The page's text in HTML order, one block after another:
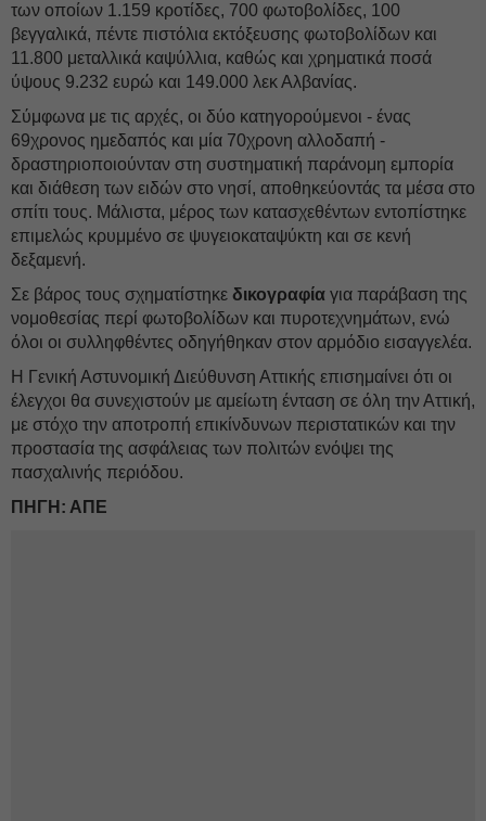
των οποίων 1.159 κροτίδες, 700 φωτοβολίδες, 100
βεγγαλικά, πέντε πιστόλια εκτόξευσης φωτοβολίδων και
11.800 μεταλλικά καψύλλια, καθώς και χρηματικά ποσά
ύψους 9.232 ευρώ και 149.000 λεκ Αλβανίας.
Σύμφωνα με τις αρχές, οι δύο κατηγορούμενοι - ένας
69χρονος ημεδαπός και μία 70χρονη αλλοδαπή -
δραστηριοποιούνταν στη συστηματική παράνομη εμπορία
και διάθεση των ειδών στο νησί, αποθηκεύοντάς τα μέσα στο
σπίτι τους. Μάλιστα, μέρος των κατασχεθέντων εντοπίστηκε
επιμελώς κρυμμένο σε ψυγειοκαταψύκτη και σε κενή
δεξαμενή.
Σε βάρος τους σχηματίστηκε δικογραφία για παράβαση της
νομοθεσίας περί φωτοβολίδων και πυροτεχνημάτων, ενώ
όλοι οι συλληφθέντες οδηγήθηκαν στον αρμόδιο εισαγγελέα.
Η Γενική Αστυνομική Διεύθυνση Αττικής επισημαίνει ότι οι
έλεγχοι θα συνεχιστούν με αμείωτη ένταση σε όλη την Αττική,
με στόχο την αποτροπή επικίνδυνων περιστατικών και την
προστασία της ασφάλειας των πολιτών ενόψει της
πασχαλινής περιόδου.
ΠΗΓΗ: ΑΠΕ